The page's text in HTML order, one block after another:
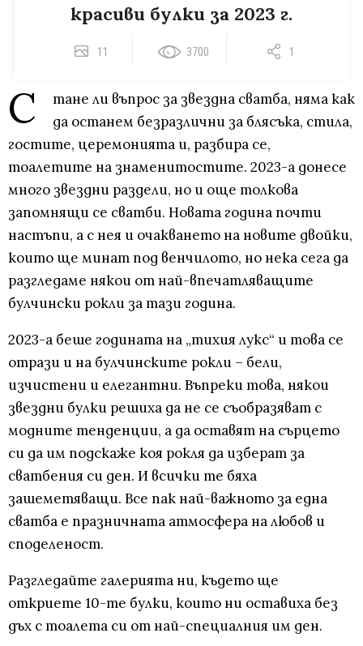
красиви булки за 2023 г.
11 3700 1
С
тане ли въпрос за звездна сватба, няма как
да останем безразлични за блясъка, стила,
гостите, церемонията и, разбира се,
тоалетите на знаменитостите. 2023-а донесе
много звездни раздели, но и още толкова
запомнящи се сватби. Новата година почти
настъпи, а с нея и очакването на новите двойки,
които ще минат под венчилото, но нека сега да
разгледаме някои от най-впечатляващите
булчински рокли за тази година.
2023-а беше годината на „тихия лукс“ и това се
отрази и на булчинските рокли – бели,
изчистени и елегантни. Въпреки това, някои
звездни булки решиха да не се съобразяват с
модните тенденции, а да оставят на сърцето
си да им подскаже коя рокля да изберат за
сватбения си ден. И всички те бяха
зашеметяващи. Все пак най-важното за една
сватба е празничната атмосфера на любов и
споделеност.
Разгледайте галерията ни, където ще
откриете 10-те булки, които ни оставиха без
дъх с тоалета си от най-специалния им ден.